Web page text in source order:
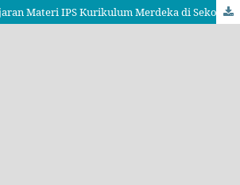
Analisis Pembelajaran Materi IPS Kurikulum Merdeka di Sekolah Dasar Negeri 1 Bungi